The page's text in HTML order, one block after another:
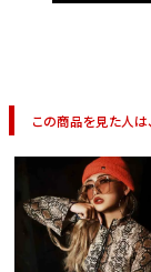
この商品を見た人は